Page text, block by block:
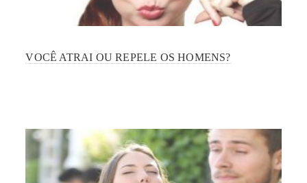
VOCÊ ATRAI OU REPELE OS HOMENS?